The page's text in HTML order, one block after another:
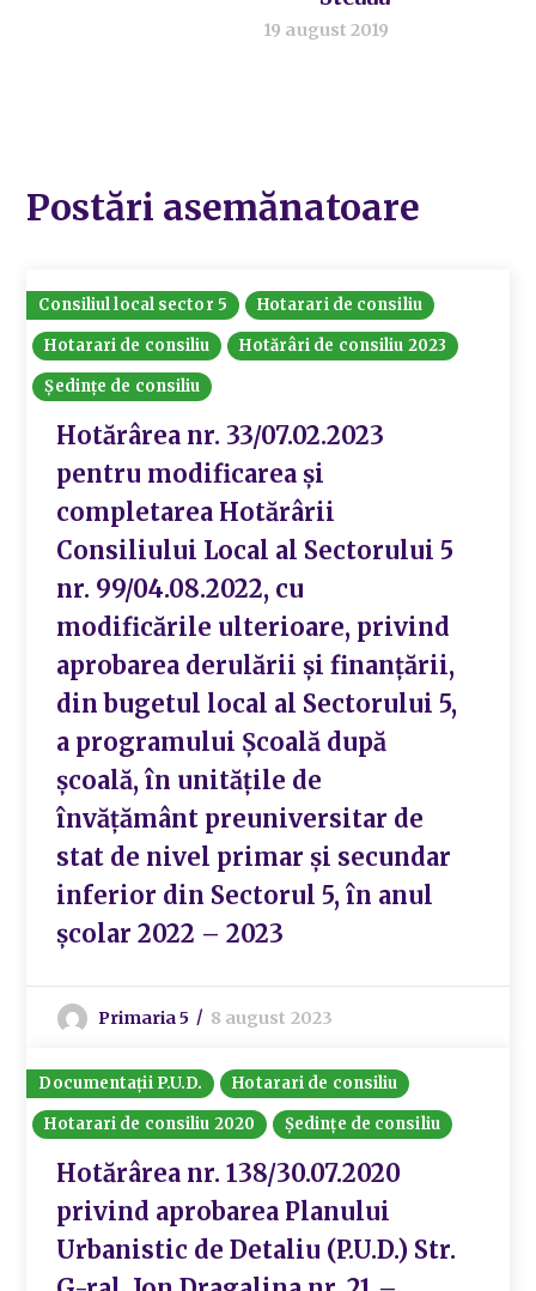
19 august 2019
Postări asemănatoare
Consiliul local sector 5
Hotarari de consiliu
Hotarari de consiliu
Hotărâri de consiliu 2023
Ședințe de consiliu
Hotărârea nr. 33/07.02.2023
pentru modificarea și
completarea Hotărârii
Consiliului Local al Sectorului 5
nr. 99/04.08.2022, cu
modificările ulterioare, privind
aprobarea derulării și finanțării,
din bugetul local al Sectorului 5,
a programului Școală după
școală, în unitățile de
învățământ preuniversitar de
stat de nivel primar și secundar
inferior din Sectorul 5, în anul
școlar 2022 – 2023
Primaria 5 8 august 2023
Documentații P.U.D.
Hotarari de consiliu
Hotarari de consiliu 2020
Ședințe de consiliu
Hotărârea nr. 138/30.07.2020
privind aprobarea Planului
Urbanistic de Detaliu (P.U.D.) Str.